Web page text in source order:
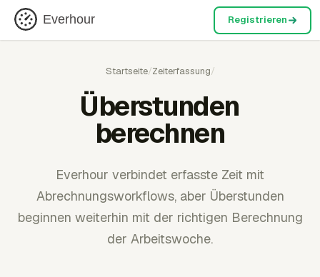
Everhour Registrieren
Startseite/Zeiterfassung/
Überstunden
berechnen
Everhour verbindet erfasste Zeit mit
Abrechnungsworkflows, aber Überstunden
beginnen weiterhin mit der richtigen Berechnung
der Arbeitswoche.